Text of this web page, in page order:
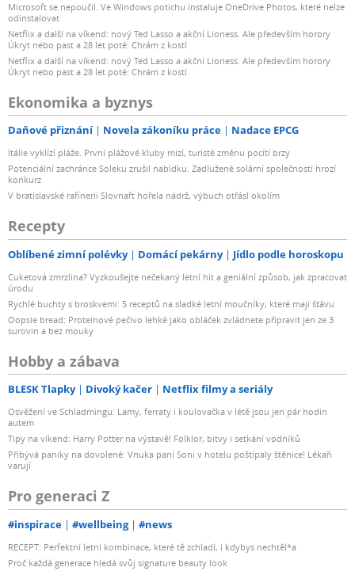
Microsoft se nepoučil. Ve Windows potichu instaluje OneDrive Photos, které nelze
odinstalovat
Netflix a další na víkend: nový Ted Lasso a akční Lioness. Ale především horory
Úkryt nebo past a 28 let poté: Chrám z kostí
Netflix a další na víkend: nový Ted Lasso a akční Lioness. Ale především horory
Úkryt nebo past a 28 let poté: Chrám z kostí
Ekonomika a byznys
Daňové přiznání Novela zákoníku práce Nadace EPCG
Itálie vyklízí pláže. První plážové kluby mizí, turisté změnu pocítí brzy
Potenciální zachránce Soleku zrušil nabídku. Zadlužené solární společnosti hrozí
konkurz
V bratislavské rafinerii Slovnaft hořela nádrž, výbuch otřásl okolím
Recepty
Oblíbené zimní polévky Domácí pekárny Jídlo podle horoskopu
Cuketová zmrzlina? Vyzkoušejte nečekaný letní hit a geniální způsob, jak zpracovat
úrodu
Rychlé buchty s broskvemi: 5 receptů na sladké letní moučníky, které mají šťávu
Oopsie bread: Proteinové pečivo lehké jako obláček zvládnete připravit jen ze 3
surovin a bez mouky
Hobby a zábava
BLESK Tlapky Divoký kačer Netflix filmy a seriály
Osvěžení ve Schladmingu: Lamy, ferraty i koulovačka v létě jsou jen pár hodin
autem
Tipy na víkend: Harry Potter na výstavě! Folklor, bitvy i setkání vodníků
Přibývá paniky na dovolené: Vnuka paní Soni v hotelu poštípaly štěnice! Lékaři
varují
Pro generaci Z
#inspirace #wellbeing #news
RECEPT: Perfektní letní kombinace, které tě zchladí, i kdybys nechtěl*a
Proč každá generace hledá svůj signature beauty look